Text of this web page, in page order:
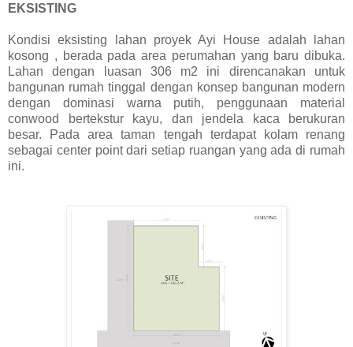
EKSISTING
Kondisi eksisting lahan proyek Ayi House adalah lahan
kosong , berada pada area perumahan yang baru dibuka.
Lahan dengan luasan 306 m2 ini direncanakan untuk
bangunan rumah tinggal dengan konsep bangunan modern
dengan dominasi warna putih, penggunaan material
conwood bertekstur kayu, dan jendela kaca berukuran
besar. Pada area taman tengah terdapat kolam renang
sebagai center point dari setiap ruangan yang ada di rumah
ini.